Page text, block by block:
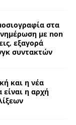
στα
με non
εξαγορά
συντακτών
και η νέα
είναι η αρχή